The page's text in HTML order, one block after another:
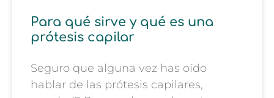
Para qué sirve y qué es una
prótesis capilar
Seguro que alguna vez has oído
hablar de las prótesis capilares,